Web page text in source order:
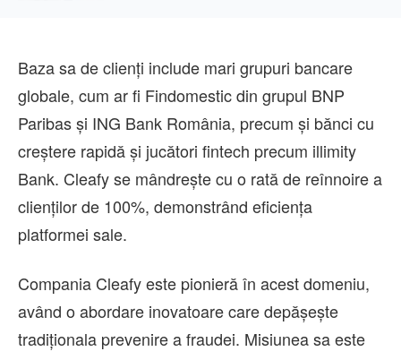
Baza sa de clienți include mari grupuri bancare
globale, cum ar fi Findomestic din grupul BNP
Paribas și ING Bank România, precum și bănci cu
creștere rapidă și jucători fintech precum illimity
Bank. Cleafy se mândrește cu o rată de reînnoire a
clienților de 100%, demonstrând eficiența
platformei sale.
Compania Cleafy este pionieră în acest domeniu,
având o abordare inovatoare care depășește
tradiționala prevenire a fraudei. Misiunea sa este